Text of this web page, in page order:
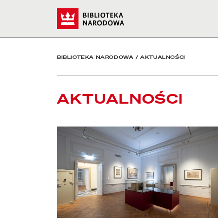
Aktualności - Biblioteka
BIBLIOTEKA NARODOWA /AKTUALNOŚCI
AKTUALNOŚCI
czytaj więcej o Chłód w Pałacu Rzeczypospolitej.